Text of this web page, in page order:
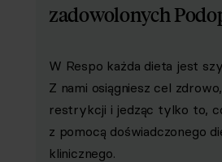
zadowolonych
W Respo każda dieta jest
Z nami osiągniesz cel
restrykcji i jedząc tylko to,
z pomocą doświadczonego
klinicznego.